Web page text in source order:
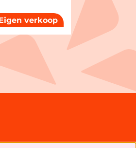
verkoop